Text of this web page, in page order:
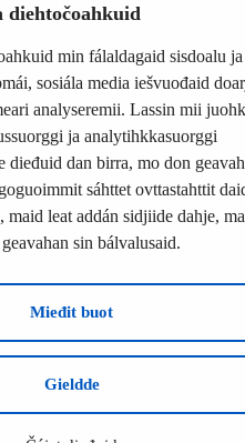
diehtočoahkuid
min fálaldagaid sisdoalu ja
sosiála media iešvuođaid
analyseremii. Lassin mii
ja analytihkkasuorggi
dieđuid dan birra, mo don
sáhttet ovttastahttit
maid leat addán sidjiide dahje,
sin bálvalusaid.
Mieđit buot
Gieldde